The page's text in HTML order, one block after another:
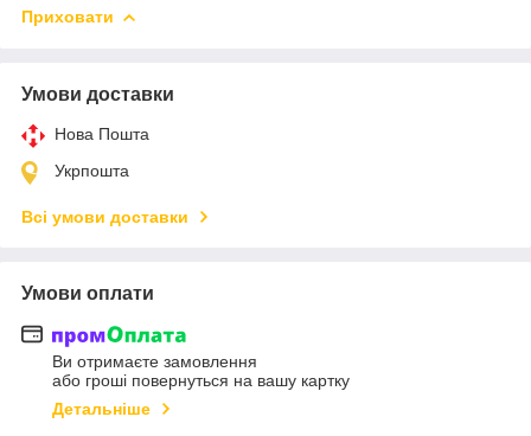
Приховати
Умови доставки
Нова Пошта
Укрпошта
Всі умови доставки
Умови оплати
Ви отримаєте замовлення
або гроші повернуться на вашу картку
Детальніше